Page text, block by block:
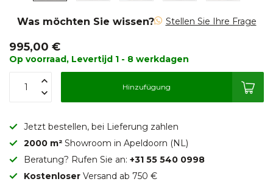
Was möchten Sie wissen? Stellen Sie Ihre Frage
995,00 €
Op voorraad, Levertijd 1 - 8 werkdagen
Hinzufügung
Jetzt bestellen, bei Lieferung zahlen
2000 m² Showroom in Apeldoorn (NL)
Beratung? Rufen Sie an: +31 55 540 0998
Kostenloser Versand ab 750 €